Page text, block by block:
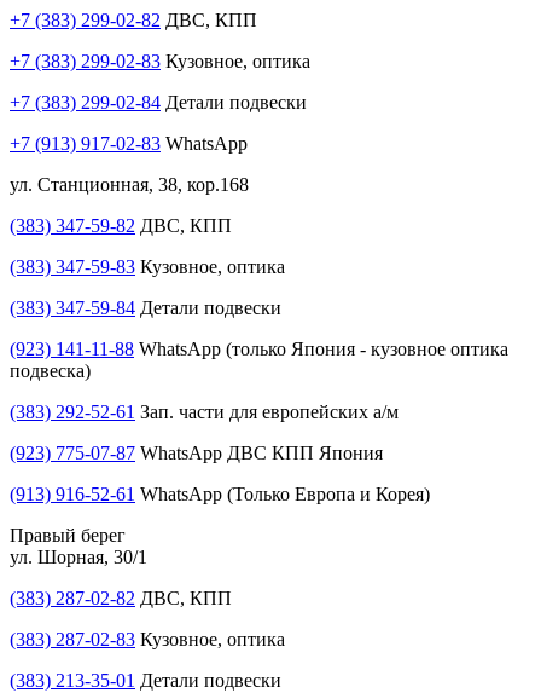
+7 (383) 299-02-82 ДВС, КПП
+7 (383) 299-02-83 Кузовное, оптика
+7 (383) 299-02-84 Детали подвески
+7 (913) 917-02-83 WhatsApp
ул. Станционная, 38, кор.168
(383) 347-59-82 ДВС, КПП
(383) 347-59-83 Кузовное, оптика
(383) 347-59-84 Детали подвески
(923) 141-11-88 WhatsApp (только Япония - кузовное оптика
подвеска)
(383) 292-52-61 Зап. части для европейских а/м
(923) 775-07-87 WhatsApp ДВС КПП Япония
(913) 916-52-61 WhatsApp (Только Европа и Корея)
Правый берег
ул. Шорная, 30/1
(383) 287-02-82 ДВС, КПП
(383) 287-02-83 Кузовное, оптика
(383) 213-35-01 Детали подвески